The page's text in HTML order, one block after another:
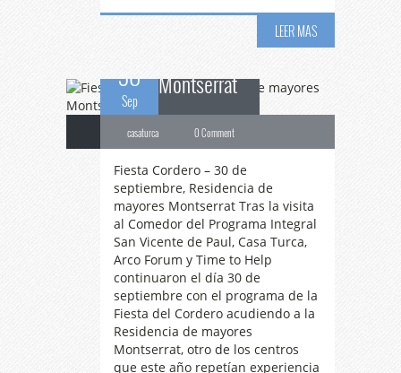
LEER MAS
30
Sep
Residencia de mayores
Montserrat
casaturca 0 Comment
Fiesta Cordero – 30 de
septiembre, Residencia de
mayores Montserrat Tras la visita
al Comedor del Programa Integral
San Vicente de Paul, Casa Turca,
Arco Forum y Time to Help
continuaron el día 30 de
septiembre con el programa de la
Fiesta del Cordero acudiendo a la
Residencia de mayores
Montserrat, otro de los centros
que este año repetían experiencia